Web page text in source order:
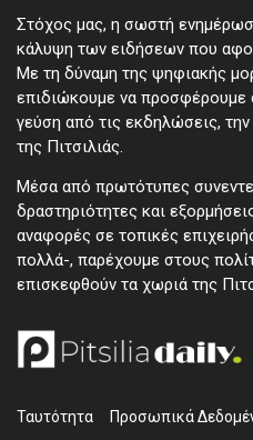
Στόχος μας, η σωστή
κάλυψη των ειδήσεων που
Με τη δύναμη της ψηφιακής
επιδιώκουμε να προσφέρουμε
γεύση από τις εκδηλώσεις,
της Πιτσιλιάς.
Μέσα από πρωτότυπες
δραστηριότητες και
αναφορές σε τοπικές
πολλά-, παρέχουμε στους
επισκεφθούν τα χωριά της
Ταυτότητα Προσωπικά